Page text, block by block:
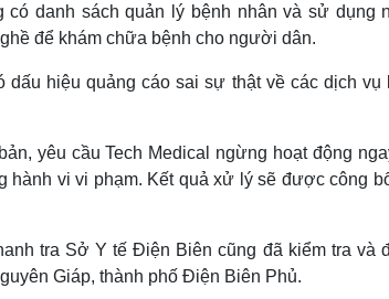
có danh sách quản lý bệnh nhân và sử dụng
để khám chữa bệnh cho người dân.
dấu hiệu quảng cáo sai sự thật về các dịch
yêu cầu Tech Medical ngừng hoạt động
hành vi vi phạm. Kết quả xử lý sẽ được công
tra Sở Y tế Điện Biên cũng đã kiểm tra và
Giáp, thành phố Điện Biên Phủ.